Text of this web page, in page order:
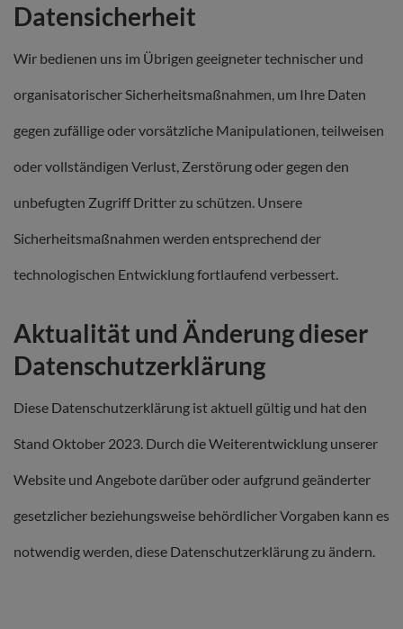
Datensicherheit
Wir bedienen uns im Übrigen geeigneter technischer und
organisatorischer Sicherheitsmaßnahmen, um Ihre Daten
gegen zufällige oder vorsätzliche Manipulationen, teilweisen
oder vollständigen Verlust, Zerstörung oder gegen den
unbefugten Zugriff Dritter zu schützen. Unsere
Sicherheitsmaßnahmen werden entsprechend der
technologischen Entwicklung fortlaufend verbessert.
Aktualität und Änderung dieser
Datenschutzerklärung
Diese Datenschutzerklärung ist aktuell gültig und hat den
Stand Oktober 2023. Durch die Weiterentwicklung unserer
Website und Angebote darüber oder aufgrund geänderter
gesetzlicher beziehungsweise behördlicher Vorgaben kann es
notwendig werden, diese Datenschutzerklärung zu ändern.